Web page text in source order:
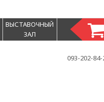
ВЫСТАВОЧНЫЙ
ЗАЛ
093-202-84-